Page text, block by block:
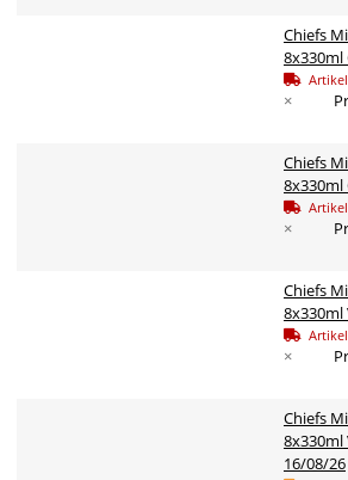
Chiefs
×
Chiefs
×
Chiefs
8x330ml
×
Chiefs
8x330ml
16/08/26